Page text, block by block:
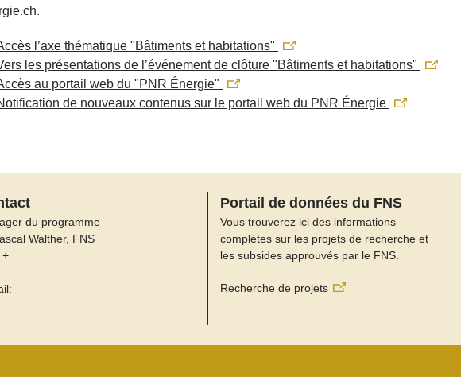
l’axe thématique "Bâtiments et habitations"
les présentations de l’événement de clôture "Bâtiments et habitations"
au portail web du "PNR Énergie"
de nouveaux contenus sur le portail web du PNR Énergie
du programme
Walther, FNS
+
Portail de données du FNS
Vous trouverez ici des informations
complètes sur les projets de recherche et
les subsides approuvés par le FNS.
Recherche de projets